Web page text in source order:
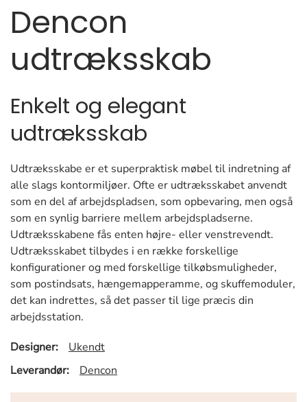
Dencon
udtræksskab
Enkelt og elegant
udtræksskab
Udtræksskabe er et superpraktisk møbel til indretning af
alle slags kontormiljøer. Ofte er udtræksskabet anvendt
som en del af arbejdspladsen, som opbevaring, men også
som en synlig barriere mellem arbejdspladserne.
Udtræksskabene fås enten højre- eller venstrevendt.
Udtræksskabet tilbydes i en række forskellige
konfigurationer og med forskellige tilkøbsmuligheder,
som postindsats, hængemapperamme, og skuffemoduler,
det kan indrettes, så det passer til lige præcis din
arbejdsstation.
Designer:
Ukendt
Leverandør:
Dencon